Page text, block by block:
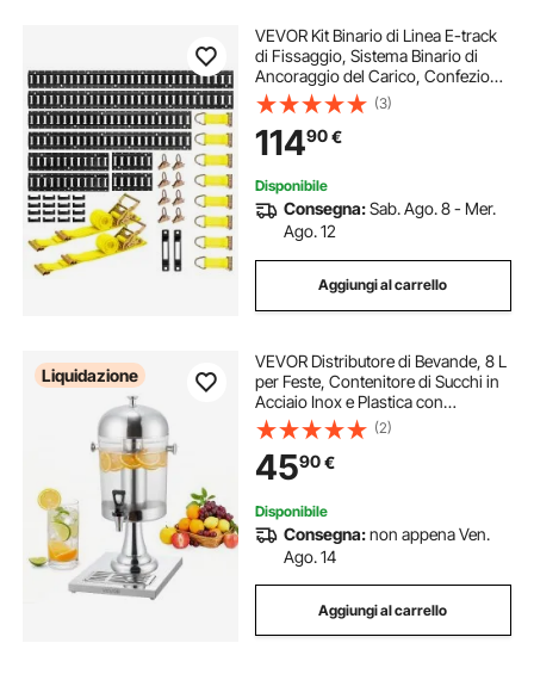
VEVOR Kit Binario di Linea E-track
di Fissaggio, Sistema Binario di
Ancoraggio del Carico, Confezione
da 8 con 1,5 m, 1,2 m, 0,6 m, 0,3 m
Binari E-Track, Adatti per Furgoni e
Rimorchi
(3)
11490€
Disponibile
Consegna:Sab. Ago. 8 - Mer.
Ago. 12
Aggiungi al carrello
Liquidazione
VEVOR Distributore di Bevande, 8 L
per Feste, Contenitore di Succhi in
Acciaio Inox e Plastica con
Rubinetto per Camera del Ghiaccio,
Distributore Monocilindrico di Tè,
Limonata, per Ristoranti
(2)
4590€
Disponibile
Consegna:non appena Ven.
Ago. 14
Aggiungi al carrello